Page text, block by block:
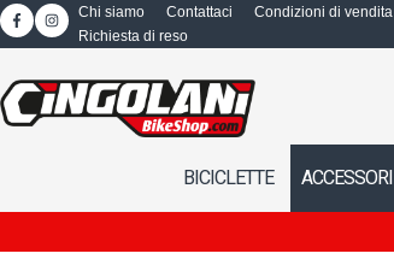
Chi siamo Contattaci
Condizioni di vendita
Richiesta di reso
BICICLETTE ACCESSORI